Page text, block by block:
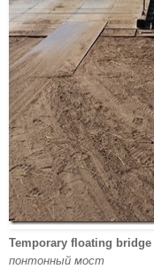
Temporary floating bridge
понтонный мост